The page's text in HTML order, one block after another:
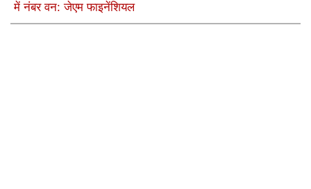
में नंबर वन: जेएम फाइनेंशियल